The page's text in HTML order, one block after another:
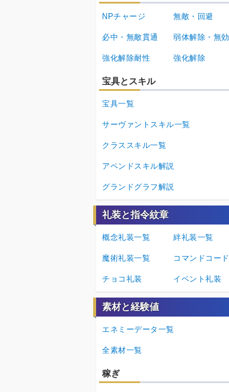
NPチャージ 無敵・回避
必中・無敵貫通 弱体解除・無効
強化解除耐性 強化解除
宝具とスキル
宝具一覧
サーヴァントスキル一覧
クラススキル一覧
アペンドスキル解説
グランドグラフ解説
礼装と指令紋章
概念礼装一覧 絆礼装一覧
魔術礼装一覧 コマンドコード
チョコ礼装 イベント礼装
素材と経験値
エネミーデータ一覧
全素材一覧
稼ぎ